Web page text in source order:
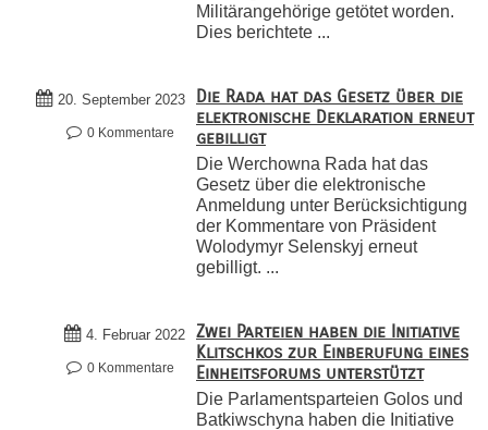
Militärangehörige getötet worden.
Dies berichtete ...
20. September 2023
0 Kommentare
Die Rada hat das Gesetz über die
elektronische Deklaration erneut
gebilligt
Die Werchowna Rada hat das
Gesetz über die elektronische
Anmeldung unter Berücksichtigung
der Kommentare von Präsident
Wolodymyr Selenskyj erneut
gebilligt. ...
4. Februar 2022
0 Kommentare
Zwei Parteien haben die Initiative
Klitschkos zur Einberufung eines
Einheitsforums unterstützt
Die Parlamentsparteien Golos und
Batkiwschyna haben die Initiative